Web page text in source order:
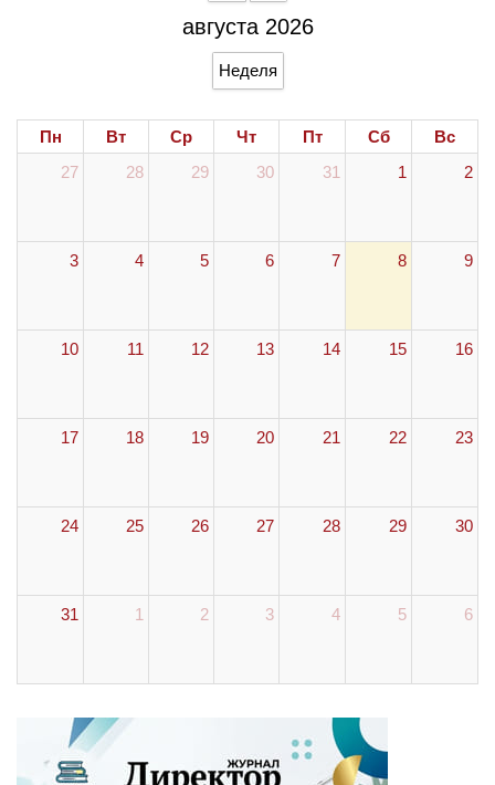
августа 2026
Неделя
Пн Вт Ср Чт Пт Сб
Вс
27
28 29 30 31 1 2
3 4 5 6 7 8 9
10 11 12 13 14 15 16
17 18 19 20 21 22 23
24 25 26 27 28 29 30
31 1 2 3 4 5 6